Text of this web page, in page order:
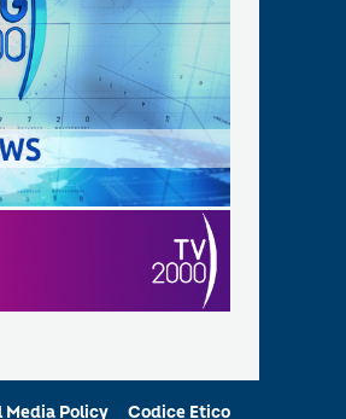
Media Policy Codice Etico